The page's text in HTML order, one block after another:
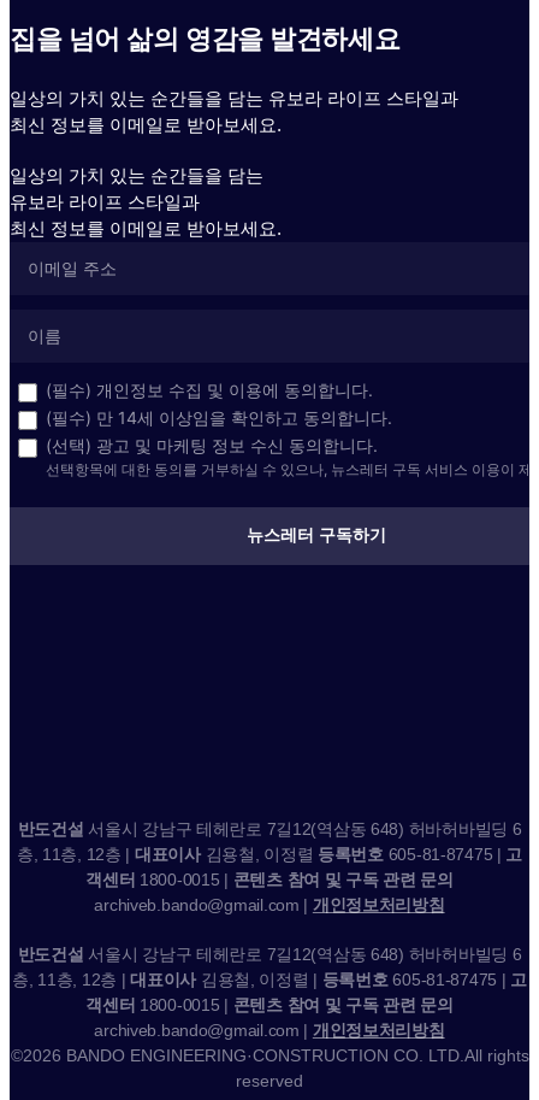
집을 넘어 삶의 영감을 발견하세요
일상의 가치 있는 순간들을 담는 유보라 라이프 스타일과
최신 정보를 이메일로 받아보세요.
일상의 가치 있는 순간들을 담는
유보라 라이프 스타일과
최신 정보를 이메일로 받아보세요.
(필수) 개인정보 수집 및 이용에 동의합니다.
(필수) 만 14세 이상임을 확인하고 동의합니다.
(선택) 광고 및 마케팅 정보 수신 동의합니다.
선택항목에 대한 동의를 거부하실 수 있으나, 뉴스레터 구독 서비스 이용이 제
뉴스레터 구독하기
반도건설 서울시 강남구 테헤란로 7길12(역삼동 648) 허바허바빌딩 6
층, 11층, 12층 | 대표이사김용철, 이정렬 등록번호 605-81-87475 | 고
객센터 1800-0015 | 콘텐츠 참여 및 구독 관련 문의
archiveb.bando@gmail.com | 개인정보처리방침
반도건설 서울시 강남구 테헤란로 7길12(역삼동 648) 허바허바빌딩 6
층, 11층, 12층 |대표이사 김용철, 이정렬 | 등록번호 605-81-87475 | 고
객센터 1800-0015 | 콘텐츠 참여 및 구독 관련 문의
archiveb.bando@gmail.com | 개인정보처리방침
©2026 BANDO ENGINEERING·CONSTRUCTION CO. LTD.All rights
reserved